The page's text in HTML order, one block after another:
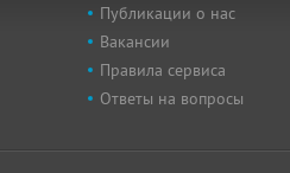
Публикации о нас
Вакансии
Правила сервиса
Ответы на вопросы